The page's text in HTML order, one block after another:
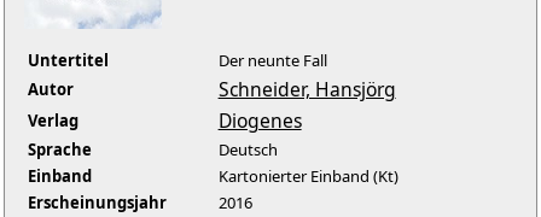
Untertitel
Der neunte Fall
Autor
Schneider, Hansjörg
Verlag Diogenes
Sprache
Deutsch
Einband
Kartonierter Einband (Kt)
Erscheinungsjahr
2016